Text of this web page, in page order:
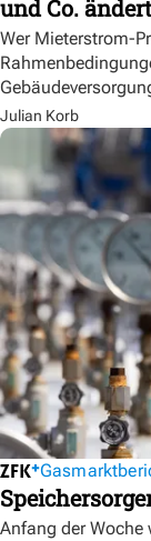
und Co. ändert
Wer Mieterstrom-
Julian Korb
Anfang der Woche